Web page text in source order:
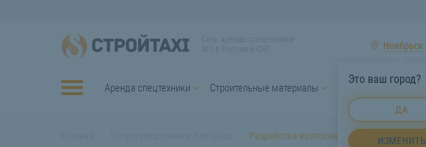
Ноябрьск
Это ваш город?
ДА
ИЗМЕНИТЬ
Аренда спецтехники Строительные материалы Услуги спецтехники
Разработка котлованов Ноябрьск